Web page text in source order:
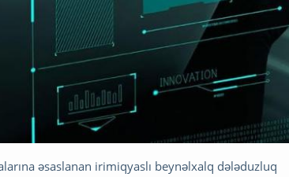
əsaslanan irimiqyaslı beynəlxalq dələduzluq